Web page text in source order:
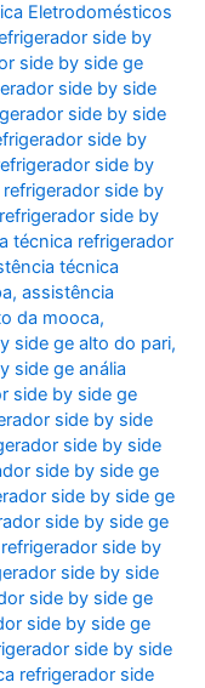
Eletrodomésticos
side by
side by side ge
side by side
side by side
side by
side by
side by
side by
técnica refrigerador
técnica
,assistência
da mooca,
side ge alto do pari,
side ge anália
side by side ge
side by side
side by side
side by side ge
side by side ge
side by side ge
side by
side by side
side by side ge
side by side ge
side by side
refrigerador side